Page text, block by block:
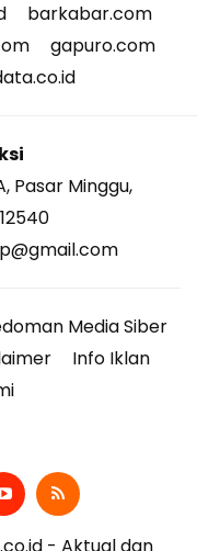
barkabar.com
gapuro.com
Pasar Minggu,
Media Siber
Info Iklan